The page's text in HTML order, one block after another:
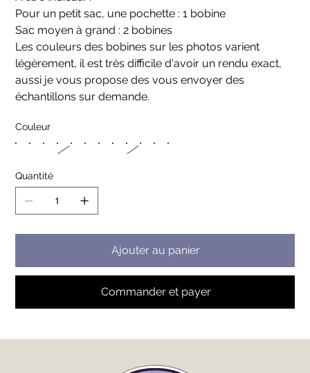
Pour un petit sac, une pochette : 1 bobine
Sac moyen à grand : 2 bobines
Les couleurs des bobines sur les photos varient
légèrement, il est très difficile d'avoir un rendu exact,
aussi je vous propose des vous envoyer des
échantillons sur demande.
Couleur
Quantité
Ajouter au panier
Commander et payer